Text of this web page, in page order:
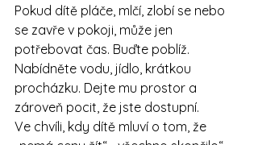
Pokud dítě pláče, mlčí, zlobí se nebo
se zavře v pokoji, může jen
potřebovat čas. Buďte poblíž.
Nabídněte vodu, jídlo, krátkou
procházku. Dejte mu prostor a
zároveň pocit, že jste dostupní.
Ve chvíli, kdy dítě mluví o tom, že